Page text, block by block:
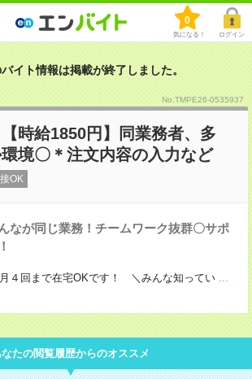
0
気になる！ ログイン
イト情報は掲載が終了しました。
No.TMPE26-0535937
【時給1850円】同業務者、多
境〇＊注文内容の入力など
OK
なが同じ業務！チームワーク抜群〇サポ
４回まで在宅OKです！ ＼みんな知ってい ...
たの閲覧履歴からのオススメ